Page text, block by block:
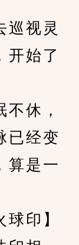
视灵
开始了
休，
已经变
算是一
印】